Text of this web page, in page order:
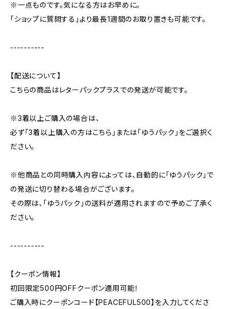
※一点ものです。気になる方はお早めに。
「ショップに質問する」より最長1週間のお取り置きも可能です。
----------
【配送について】
こちらの商品はレターパックプラスでの発送が可能です。
※3着以上ご購入の場合は、
必ず「3着以上購入の方はこちら」または「ゆうパック」をご選択く
ださい。
※他商品との同時購入内容によっては、自動的に「ゆうパック」で
の発送に切り替わる場合がございます。
その際は、「ゆうパック」の送料が適用されますので予めご了承く
ださい。
----------
【クーポン情報】
初回限定500円OFFクーポン適用可能！
ご購入時にクーポンコード【PEACEFUL500】を入力してくださ